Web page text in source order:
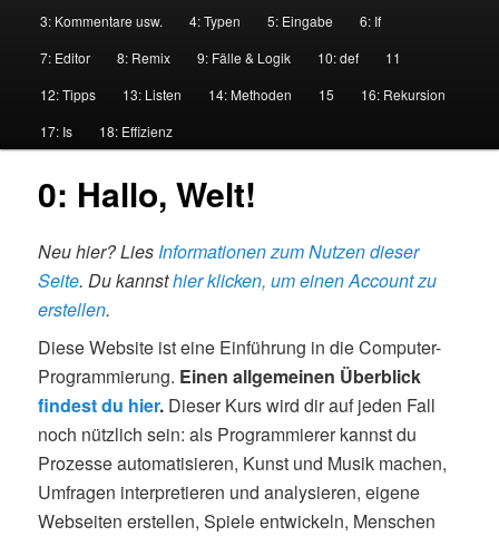
wechseln
Inhalt
wechseln
3: Kommentare usw.
4: Typen 5: Eingabe
6: If
7: Editor
8: Remix 9: Fälle & Logik 10: def
11
12: Tipps
13: Listen 14: Methoden 15
16: Rekursion
17: Is
18: Effizienz
0: Hallo, Welt!
Neu hier? Lies Informationen zum Nutzen dieser
Seite. Du kannsthier klicken, um einen Account zu
erstellen.
Diese Website ist eine Einführung in die Computer-
Programmierung. Einen allgemeinen Überblick
findest du hier. Dieser Kurs wird dir auf jeden Fall
noch nützlich sein: als Programmierer kannst du
Prozesse automatisieren, Kunst und Musik machen,
Umfragen interpretieren und analysieren, eigene
Webseiten erstellen, Spiele entwickeln, Menschen